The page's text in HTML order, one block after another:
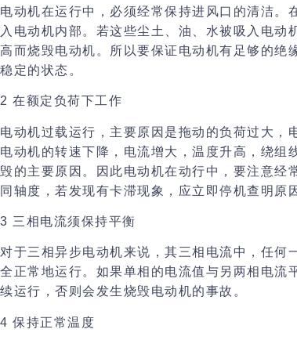
电动机在运行中，必须经常保持进风口的清洁。
入电动机内部。若这些尘土、油、水被吸入电
高而烧毁电动机。所以要保证电动机有足够的绝
稳定的状态。
2 在额定负荷下工作
电动机过载运行，主要原因是拖动的负荷过大
电动机的转速下降，电流增大，温度升高，绕
毁的主要原因。因此电动机在动行中，要注意经
同轴度 ，若发现有卡滞现象，应立即停机查明原
3 三相电流须保持平衡
对于三相异步电动机来说，其三相电流中，任
全正常地运行。如果单相的电流值与另两相电流
续运行，否则会发生烧毁电动机的事故。
4 保持正常温度